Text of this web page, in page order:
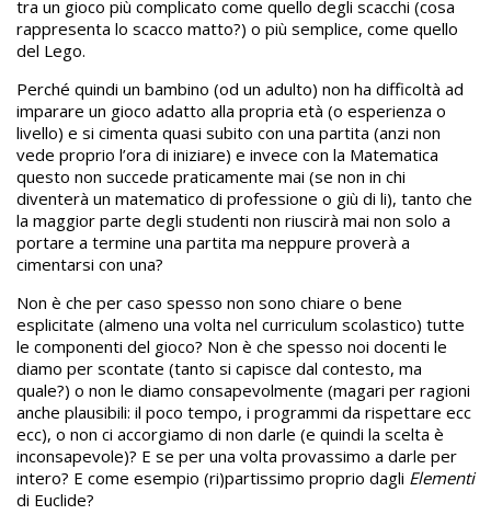
tra un gioco più complicato come quello degli scacchi (cosa
rappresenta lo scacco matto?) o più semplice, come quello
del Lego.
Perché quindi un bambino (od un adulto) non ha difficoltà ad
imparare un gioco adatto alla propria età (o esperienza o
livello) e si cimenta quasi subito con una partita (anzi non
vede proprio l’ora di iniziare) e invece con la Matematica
questo non succede praticamente mai (se non in chi
diventerà un matematico di professione o giù di li), tanto che
la maggior parte degli studenti non riuscirà mai non solo a
portare a termine una partita ma neppure proverà a
cimentarsi con una?
Non è che per caso spesso non sono chiare o bene
esplicitate (almeno una volta nel curriculum scolastico) tutte
le componenti del gioco? Non è che spesso noi docenti le
diamo per scontate (tanto si capisce dal contesto, ma
quale?) o non le diamo consapevolmente (magari per ragioni
anche plausibili: il poco tempo, i programmi da rispettare ecc
ecc), o non ci accorgiamo di non darle (e quindi la scelta è
inconsapevole)? E se per una volta provassimo a darle per
intero? E come esempio (ri)partissimo proprio dagli Elementi
di Euclide?